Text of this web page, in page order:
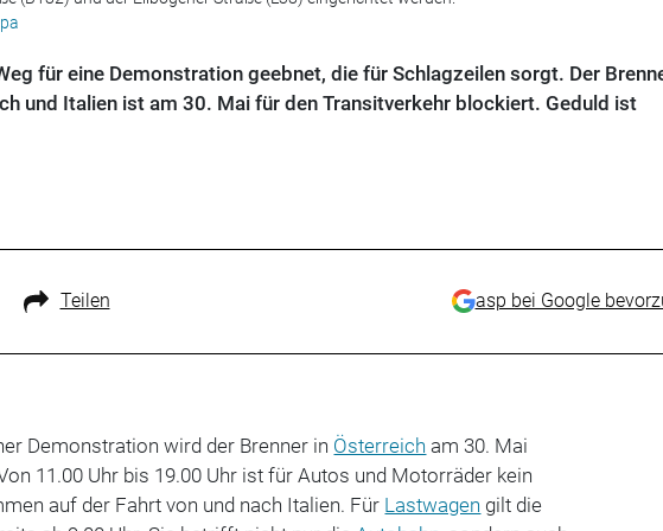
für eine Demonstration geebnet, die für Schlagzeilen sorgt. Der
und Italien ist am 30. Mai für den Transitverkehr blockiert. Geduld ist
Teilen asp bei Google
Demonstration wird der Brenner in Österreich am 30. Mai
11.00 Uhr bis 19.00 Uhr ist für Autos und Motorräder kein
auf der Fahrt von und nach Italien. Für Lastwagen gilt die